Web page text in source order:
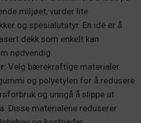
miljøet, vurder lite
og spesialutstyr. En idé er å
dekk som enkelt kan
nødvendig.
Velg bærekraftige materialer
og polyetylen for å redusere
og unngå å slippe ut
Disse materialene reduserer